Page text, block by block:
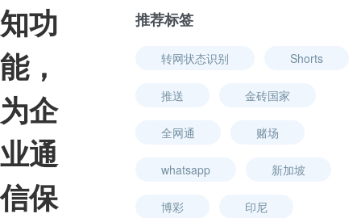
知功
能，
为企
业通
信保
推荐标签
转网状态识别 Shorts
推送 金砖国家
全网通 赌场
whatsapp 新加坡
博彩 印尼